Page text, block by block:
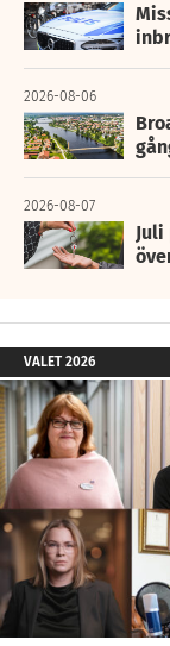
2026-08-06
2026-08-07
VALET 2026